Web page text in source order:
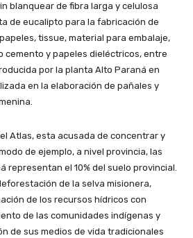
blanquear de fibra larga y celulosa
de eucalipto para la fabricación de
tissue, material para embalaje,
cemento y papeles dieléctricos, entre
por la planta Alto Paraná en
en la elaboración de pañales y
Atlas, esta acusada de concentrar y
de ejemplo, a nivel provincia, las
representan el 10% del suelo provincial.
de la selva misionera,
de los recursos hídricos con
de las comunidades indígenas y
de sus medios de vida tradicionales